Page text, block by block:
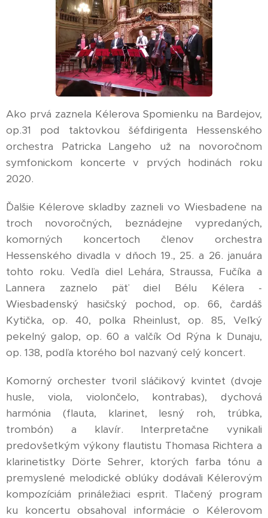
Ako prvá zaznela Kélerova Spomienku na Bardejov,
op.31 pod taktovkou šéfdirigenta Hessenského
orchestra Patricka Langeho už na novoročnom
symfonickom koncerte v prvých hodinách roku
2020.
Ďalšie Kélerove skladby zazneli vo Wiesbadene na
troch novoročných, beznádejne vypredaných,
komorných koncertoch členov orchestra
Hessenského divadla v dňoch 19., 25. a 26. januára
tohto roku. Vedľa diel Lehára, Straussa, Fučíka a
Lannera zaznelo päť diel Bélu Kélera -
Wiesbadenský hasičský pochod, op. 66, čardáš
Kytička, op. 40, polka Rheinlust, op. 85, Veľký
pekelný galop, op. 60 a valčík Od Rýna k Dunaju,
op. 138, podľa ktorého bol nazvaný celý koncert.
Komorný orchester tvoril sláčikový kvintet (dvoje
husle, viola, violončelo, kontrabas), dychová
harmónia (flauta, klarinet, lesný roh, trúbka,
trombón) a klavír. Interpretačne vynikali
predovšetkým výkony flautistu Thomasa Richtera a
klarinetistky Dörte Sehrer, ktorých farba tónu a
premyslené melodické oblúky dodávali Kélerovým
kompozíciám prináležiaci esprit. Tlačený program
ku koncertu obsahoval informácie o Kélerovom